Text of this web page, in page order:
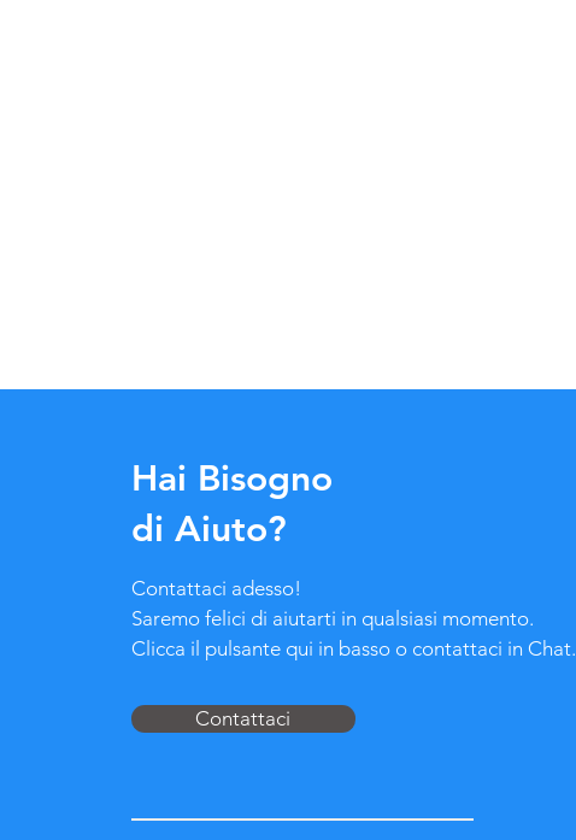
Hai Bisogno
di Aiuto?
Contattaci adesso!
Saremo felici di aiutarti in qualsiasi momento.
Clicca il pulsante qui in basso o contattaci in Chat.
Contattaci